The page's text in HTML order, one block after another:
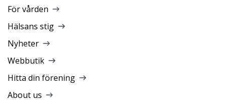
För vården
Hälsans stig
Nyheter
Webbutik
Hitta din förening
About us